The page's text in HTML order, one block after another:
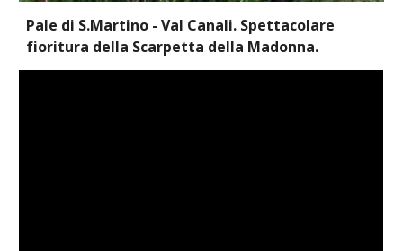
Pale di S.Martino - Val Canali. Spettacolare
fioritura della Scarpetta della Madonna.